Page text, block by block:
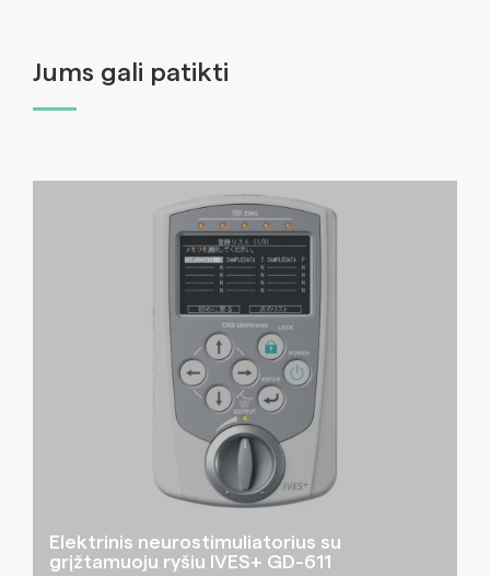
Jums gali patikti
Elektrinis neurostimuliatorius su
grįžtamuoju ryšiu IVES+ GD-611